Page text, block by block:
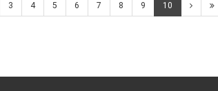
3 4 5 6 7 8 9 10